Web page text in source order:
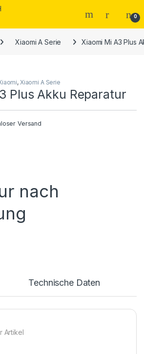
0
Xiaomi A Serie Xiaomi Mi A3 Plus
, Xiaomi A Serie
Plus Akku Reparatur
Versand
nach
Technische Daten
Artikel